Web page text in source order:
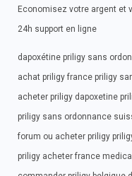
Economisez votre argent et
24h support en ligne
dapoxétine priligy sans
achat priligy france priligy
acheter priligy dapoxetine
priligy sans ordonnance
forum ou acheter priligy
priligy acheter france